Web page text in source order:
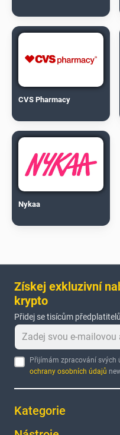
CVS Pharmacy
Nykaa
Získej exkluzivní
krypto
Přidej se tisícům
Přijímám zpracování
ochrany osobních údajů
Kategorie